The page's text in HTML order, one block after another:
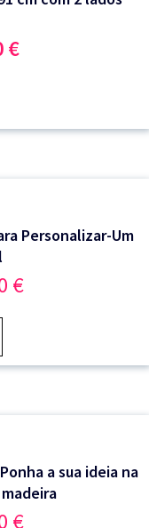
€O
Personalizar-Um
€Price
a sua ideia na
€Price